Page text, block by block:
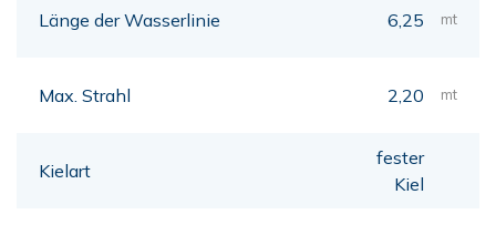
Länge der Wasserlinie 6,25 mt
Max. Strahl 2,20 mt
Kielart
fester
Kiel